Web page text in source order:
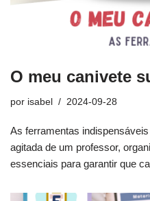
O meu canivete
por isabel 2024-09-28
As ferramentas
agitada de um professor,
essenciais para garantir que